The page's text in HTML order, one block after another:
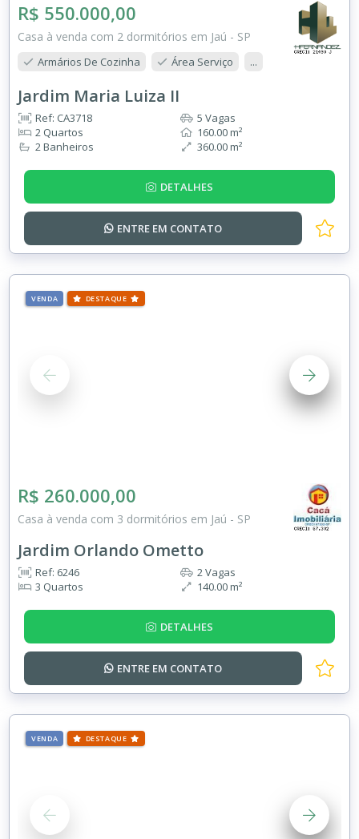
R$ 550.000,00
Casa à venda com 2 dormitórios em Jaú - SP
Armários De Cozinha Área Serviço ...
Jardim Maria Luiza II
Ref: CA3718
2 Quartos
2 Banheiros
5 Vagas
160.00 m²
360.00 m²
DETALHES
ENTRE EM CONTATO
VENDA DESTAQUE
R$ 260.000,00
Casa à venda com 3 dormitórios em Jaú - SP
Jardim Orlando Ometto
Ref: 6246
3 Quartos
2 Vagas
140.00 m²
DETALHES
ENTRE EM CONTATO
VENDA DESTAQUE